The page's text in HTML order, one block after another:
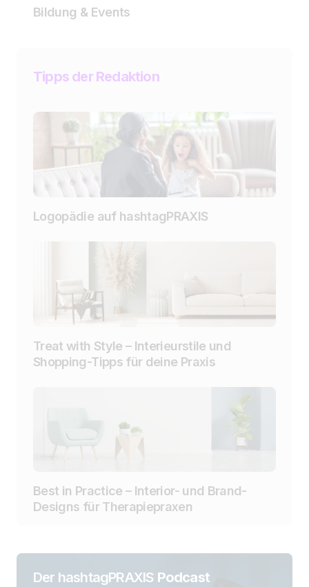
Bildung & Events
Tipps der Redaktion
Logopädie auf hashtagPRAXIS
Treat with Style – Interieurstile und
Shopping-Tipps für deine Praxis
Best in Practice – Interior- und Brand-
Designs für Therapiepraxen
Der hashtagPRAXIS Podcast